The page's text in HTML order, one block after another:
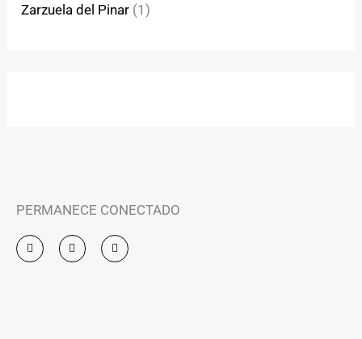
Zarzuela del Pinar (1)
PERMANECE CONECTADO
I
n
s
F
a
c
Y
o
u